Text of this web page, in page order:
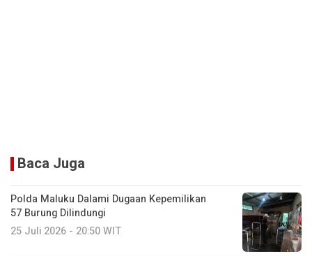
Baca Juga
Polda Maluku Dalami Dugaan Kepemilikan
57 Burung Dilindungi
25 Juli 2026 - 20:50 WIT